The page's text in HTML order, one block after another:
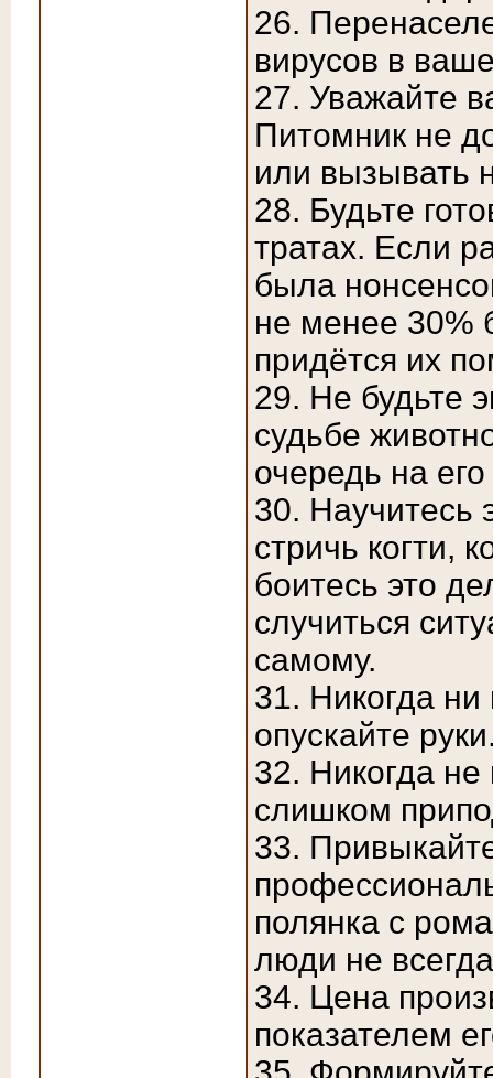
26.
вирусов в
27. Уважайте
Питомник не
или вызывать
28. Будьте
тратах. Если
была
не менее 30%
придётся их
29. Не будьте
судьбе
очередь на
30. Научитесь
стричь когти,
боитесь это
случиться
самому.
31. Никогда ни
опускайте
32. Никогда
слишком
33.
полянка с
люди не
34. Цена
показателем